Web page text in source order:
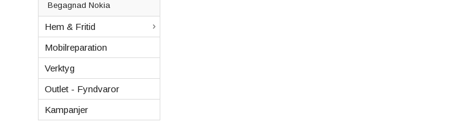
Begagnad Nokia
Hem & Fritid
Mobilreparation
Verktyg
Outlet - Fyndvaror
Kampanjer